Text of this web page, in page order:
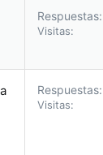
Respuestas
Visitas
Respuestas
Visitas